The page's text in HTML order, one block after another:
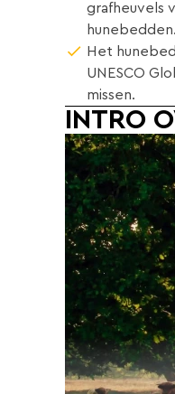
grafheuvels
hunebedden.
Het
UNESCO
missen.
INTRO